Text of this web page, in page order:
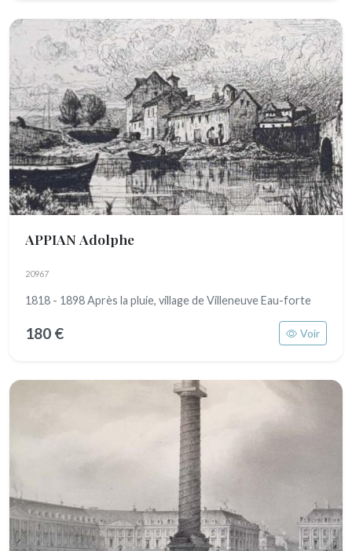
APPIAN Adolphe
20967
1818 - 1898 Après la pluie, village de Villeneuve Eau-forte
180 € Voir